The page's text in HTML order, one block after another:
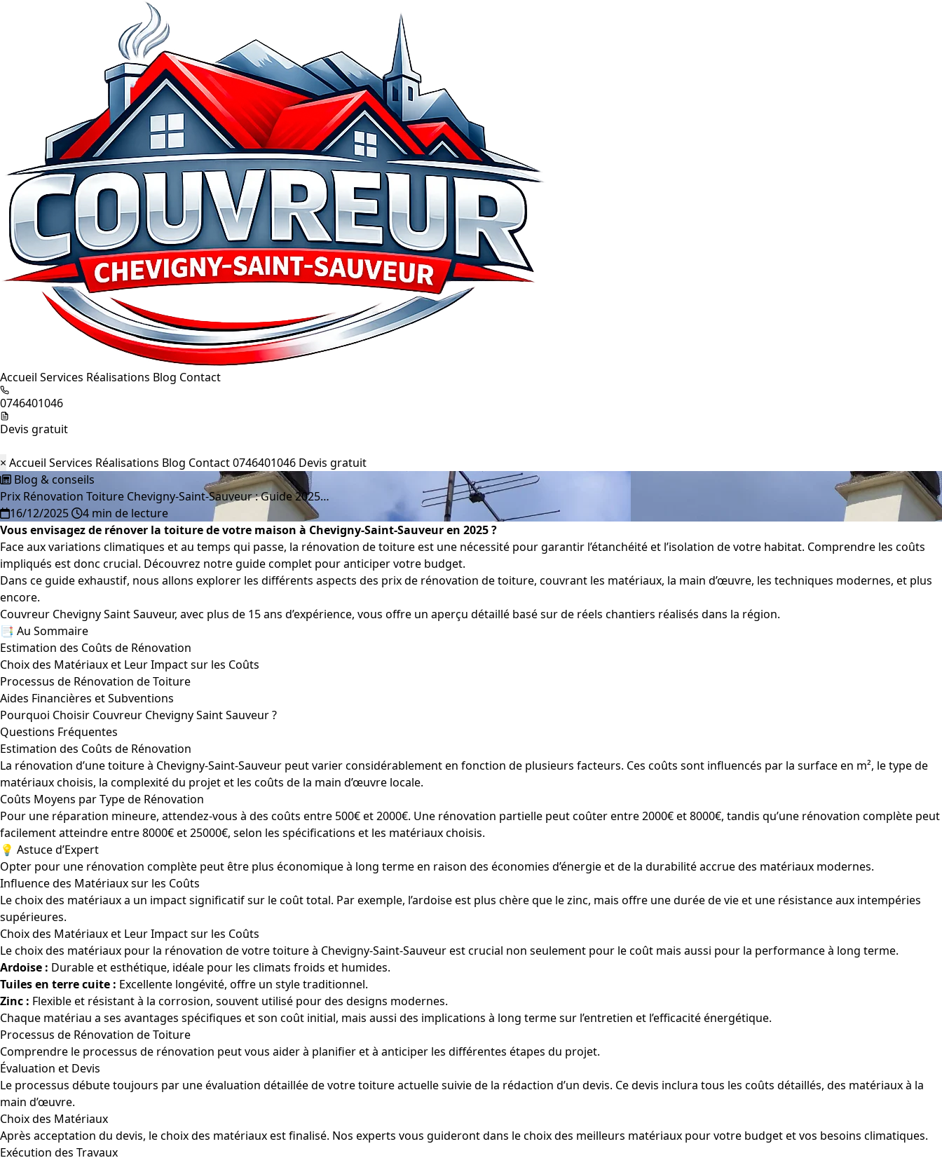
Accueil Services Réalisations Blog Contact
0746401046
Devis gratuit
× Accueil Services Réalisations Blog Contact0746401046 Devis gratuit
Blog & conseils
Prix Rénovation Toiture Chevigny-Saint-Sauveur : Guide 2025…
16/12/2025
4 min de lecture
Vous envisagez de rénover la toiture de votre maison à Chevigny-Saint-Sauveur en 2025 ?
Face aux variations climatiques et au temps qui passe, la rénovation de toiture est une nécessité pour garantir l’étanchéité et l’isolation de votre habitat. Comprendre les coûts
impliqués est donc crucial. Découvrez notre guide complet pour anticiper votre budget.
Dans ce guide exhaustif, nous allons explorer les différents aspects des prix de rénovation de toiture, couvrant les matériaux, la main d’œuvre, les techniques modernes, et plus
encore.
Couvreur Chevigny Saint Sauveur, avec plus de 15 ans d’expérience, vous offre un aperçu détaillé basé sur de réels chantiers réalisés dans la région.
📑 Au Sommaire
Estimation des Coûts de Rénovation
Choix des Matériaux et Leur Impact sur les Coûts
Processus de Rénovation de Toiture
Aides Financières et Subventions
Pourquoi Choisir Couvreur Chevigny Saint Sauveur ?
Questions Fréquentes
Estimation des Coûts de Rénovation
La rénovation d’une toiture à Chevigny-Saint-Sauveur peut varier considérablement en fonction de plusieurs facteurs. Ces coûts sont influencés par la surface en m², le type de
matériaux choisis, la complexité du projet et les coûts de la main d’œuvre locale.
Coûts Moyens par Type de Rénovation
Pour une réparation mineure, attendez-vous à des coûts entre 500€ et 2000€. Une rénovation partielle peut coûter entre 2000€ et 8000€, tandis qu’une rénovation complète peut
facilement atteindre entre 8000€ et 25000€, selon les spécifications et les matériaux choisis.
💡 Astuce d’Expert
Opter pour une rénovation complète peut être plus économique à long terme en raison des économies d’énergie et de la durabilité accrue des matériaux modernes.
Influence des Matériaux sur les Coûts
Le choix des matériaux a un impact significatif sur le coût total. Par exemple, l’ardoise est plus chère que le zinc, mais offre une durée de vie et une résistance aux intempéries
supérieures.
Choix des Matériaux et Leur Impact sur les Coûts
Le choix des matériaux pour la rénovation de votre toiture à Chevigny-Saint-Sauveur est crucial non seulement pour le coût mais aussi pour la performance à long terme.
Ardoise : Durable et esthétique, idéale pour les climats froids et humides.
Tuiles en terre cuite : Excellente longévité, offre un style traditionnel.
Zinc : Flexible et résistant à la corrosion, souvent utilisé pour des designs modernes.
Chaque matériau a ses avantages spécifiques et son coût initial, mais aussi des implications à long terme sur l’entretien et l’efficacité énergétique.
Processus de Rénovation de Toiture
Comprendre le processus de rénovation peut vous aider à planifier et à anticiper les différentes étapes du projet.
Évaluation et Devis
Le processus débute toujours par une évaluation détaillée de votre toiture actuelle suivie de la rédaction d’un devis. Ce devis inclura tous les coûts détaillés, des matériaux à la
main d’œuvre.
Choix des Matériaux
Après acceptation du devis, le choix des matériaux est finalisé. Nos experts vous guideront dans le choix des meilleurs matériaux pour votre budget et vos besoins climatiques.
Exécution des Travaux